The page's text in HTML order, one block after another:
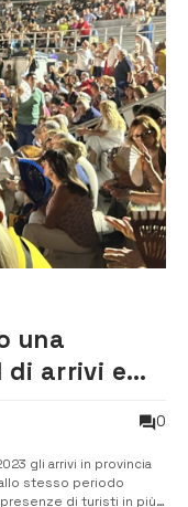
una
di arrivi e
0
gli arrivi in provincia
stesso periodo
di turisti in più